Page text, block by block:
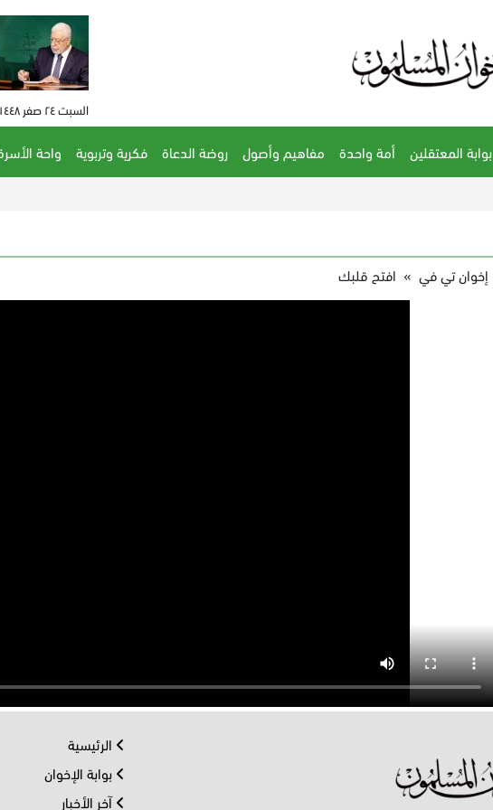
السبت ٢٤ صفر ١٤٤٨ هـ - 8 أغسطس 2026 م - الساعة 12:35 م
بوابة المعتقلين أمة واحدة مفاهيم وأصول روضة الدعاة فكرية وتربوية واحة
إخوان تي في » افتح قلبك
الرئيسية
بوابة الإخوان
آخر الأخبار